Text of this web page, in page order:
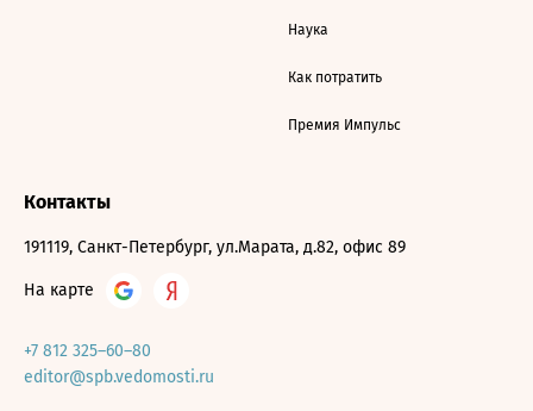
Наука
Как потратить
Премия Импульс
Контакты
191119, Санкт-Петербург, ул.Марата, д.82, офис 89
На карте
+7 812 325–60–80
editor@spb.vedomosti.ru